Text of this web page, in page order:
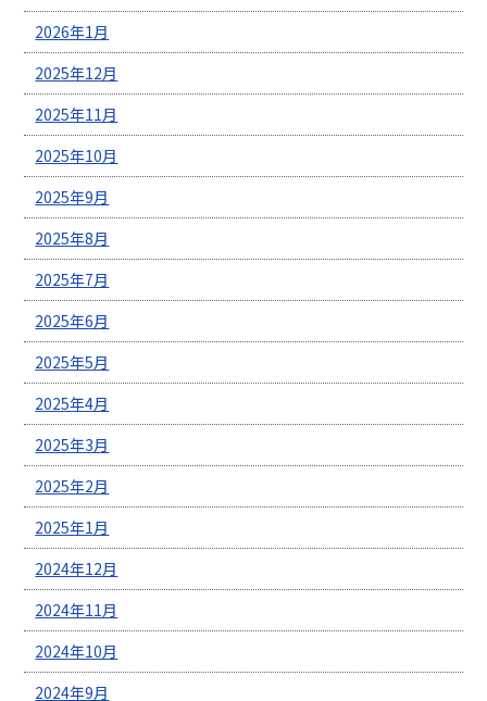
2026年1月
2025年12月
2025年11月
2025年10月
2025年9月
2025年8月
2025年7月
2025年6月
2025年5月
2025年4月
2025年3月
2025年2月
2025年1月
2024年12月
2024年11月
2024年10月
2024年9月